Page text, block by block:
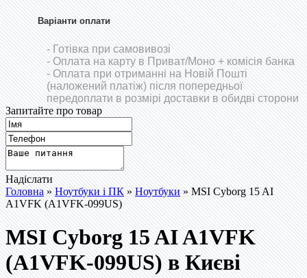
Варіанти оплати
- Готівка при самовивозі
- Оплата на карту в Приват/Моно+ комісія банка
- Оплата при отриманні на Новій Пошті
(наложений платіж) після попередньої
передоплати в розмірі доставки в обидві сторони
Запитайте про товар
Надіслати
Головна»Ноутбуки і ПК»Ноутбуки» MSI Cyborg 15 AI
A1VFK (A1VFK-099US)
MSI Cyborg 15 AI A1VFK
(A1VFK-099US) в Києві